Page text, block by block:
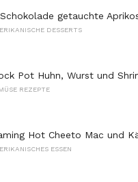
getauchte
DESSERTS
Pot Huhn, Wurst und
REZEPTE
Hot Cheeto Mac und
ESSEN